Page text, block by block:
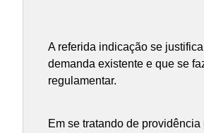
A referida indicação se
demanda existente e que se
regulamentar.
Em se tratando de